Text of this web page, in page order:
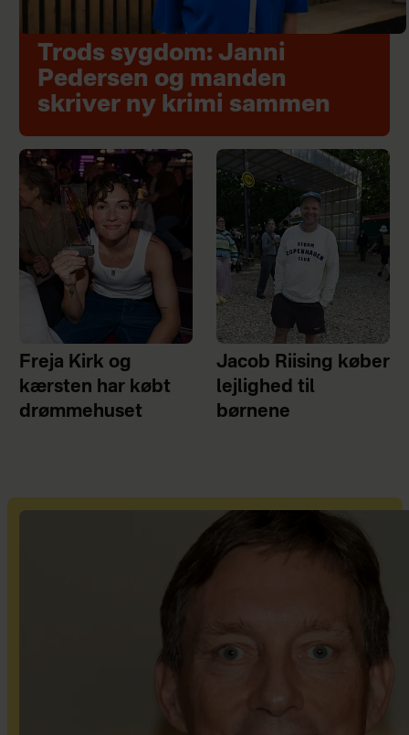
Trods sygdom: Janni
Pedersen og manden
skriver ny krimi sammen
Freja Kirk og
kærsten har købt
drømmehuset
Jacob Riising køber
lejlighed til
børnene